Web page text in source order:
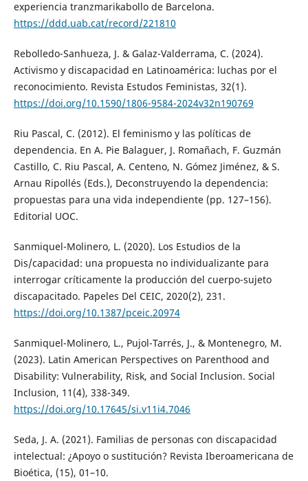
experiencia tranzmarikabollo de Barcelona.
https://ddd.uab.cat/record/221810
Rebolledo-Sanhueza, J. & Galaz-Valderrama, C. (2024).
Activismo y discapacidad en Latinoamérica: luchas por el
reconocimiento. Revista Estudos Feministas, 32(1).
https://doi.org/10.1590/1806-9584-2024v32n190769
Riu Pascal, C. (2012). El feminismo y las políticas de
dependencia. En A. Pie Balaguer, J. Romañach, F. Guzmán
Castillo, C. Riu Pascal, A. Centeno, N. Gómez Jiménez, & S.
Arnau Ripollés (Eds.), Deconstruyendo la dependencia:
propuestas para una vida independiente (pp. 127–156).
Editorial UOC.
Sanmiquel-Molinero, L. (2020). Los Estudios de la
Dis/capacidad: una propuesta no individualizante para
interrogar críticamente la producción del cuerpo-sujeto
discapacitado. Papeles Del CEIC, 2020(2), 231.
https://doi.org/10.1387/pceic.20974
Sanmiquel-Molinero, L., Pujol-Tarrés, J., & Montenegro, M.
(2023). Latin American Perspectives on Parenthood and
Disability: Vulnerability, Risk, and Social Inclusion. Social
Inclusion, 11(4), 338-349.
https://doi.org/10.17645/si.v11i4.7046
Seda, J. A. (2021). Familias de personas con discapacidad
intelectual: ¿Apoyo o sustitución? Revista Iberoamericana de
Bioética, (15), 01–10.